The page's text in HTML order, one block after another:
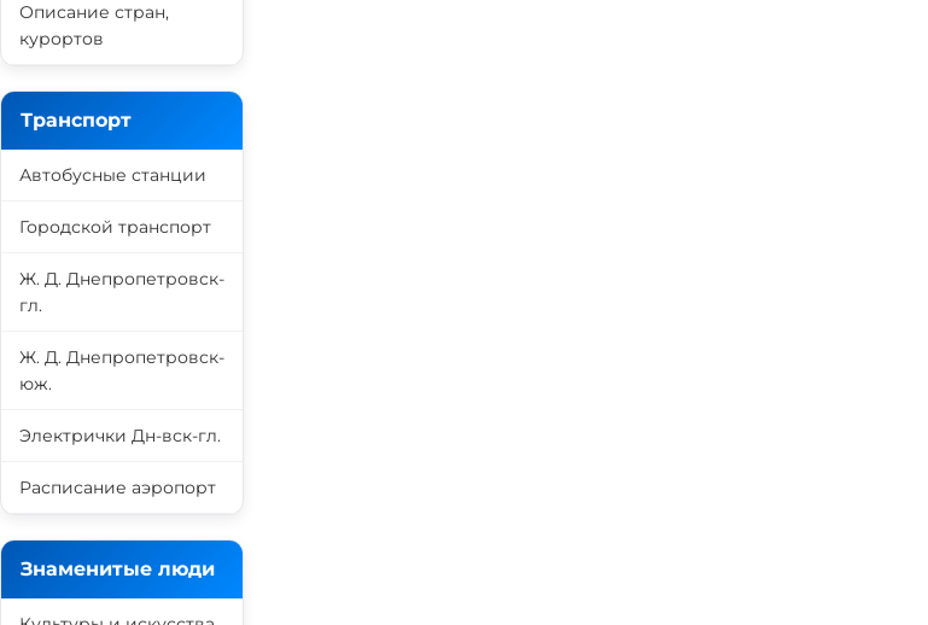
Описание стран,
курортов
Транспорт
Автобусные станции
Городской транспорт
Ж. Д. Днепропетровск-
гл.
Ж. Д. Днепропетровск-
юж.
Электрички Дн-вск-гл.
Расписание аэропорт
Знаменитые люди